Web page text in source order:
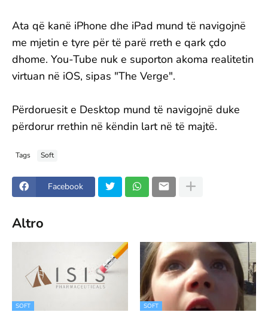
Ata që kanë iPhone dhe iPad mund të navigojnë
me mjetin e tyre për të parë rreth e qark çdo
dhome. You-Tube nuk e suporton akoma realitetin
virtuan në iOS, sipas "The Verge".
Përdoruesit e Desktop mund të navigojnë duke
përdorur rrethin në këndin lart në të majtë.
Tags Soft
Facebook
Altro
SOFT SOFT